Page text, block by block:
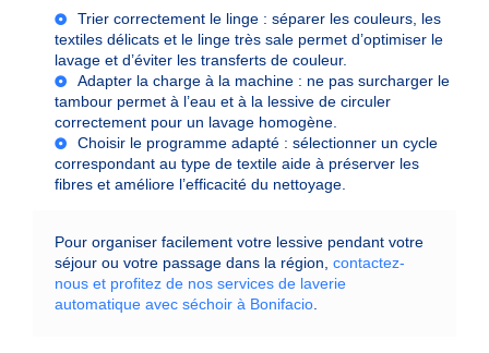
Trier correctement le linge : séparer les couleurs, les
textiles délicats et le linge très sale permet d’optimiser le
lavage et d’éviter les transferts de couleur.
Adapter la charge à la machine : ne pas surcharger le
tambour permet à l’eau et à la lessive de circuler
correctement pour un lavage homogène.
Choisir le programme adapté : sélectionner un cycle
correspondant au type de textile aide à préserver les
fibres et améliore l’efficacité du nettoyage.
Pour organiser facilement votre lessive pendant votre
séjour ou votre passage dans la région, contactez-
nous et profitez de nos services de laverie
automatique avec séchoir à Bonifacio